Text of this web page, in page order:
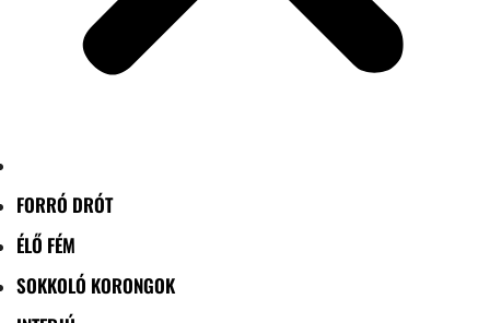
FORRÓ DRÓT
ÉLŐ FÉM
SOKKOLÓ KORONGOK